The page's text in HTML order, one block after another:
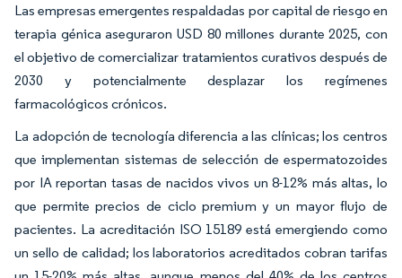
Las empresas emergentes respaldadas por capital de riesgo en
terapia génica aseguraron USD 80 millones durante 2025, con
el objetivo de comercializar tratamientos curativos después de
2030 y potencialmente desplazar los regímenes
farmacológicos crónicos.
La adopción de tecnología diferencia a las clínicas; los centros
que implementan sistemas de selección de espermatozoides
por IA reportan tasas de nacidos vivos un 8-12% más altas, lo
que permite precios de ciclo premium y un mayor flujo de
pacientes. La acreditación ISO 15189 está emergiendo como
un sello de calidad; los laboratorios acreditados cobran tarifas